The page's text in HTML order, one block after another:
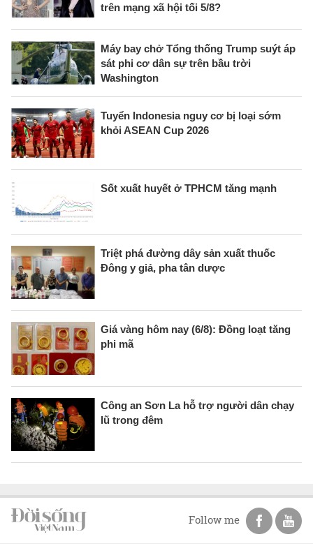
trên mạng xã hội tối 5/8?
Máy bay chở Tổng thống Trump suýt áp
sát phi cơ dân sự trên bầu trời
Washington
Tuyển Indonesia nguy cơ bị loại sớm
khỏi ASEAN Cup 2026
Sốt xuất huyết ở TPHCM tăng mạnh
Triệt phá đường dây sản xuất thuốc
Đông y giả, pha tân dược
Giá vàng hôm nay (6/8): Đồng loạt tăng
phi mã
Công an Sơn La hỗ trợ người dân chạy
lũ trong đêm
Follow me